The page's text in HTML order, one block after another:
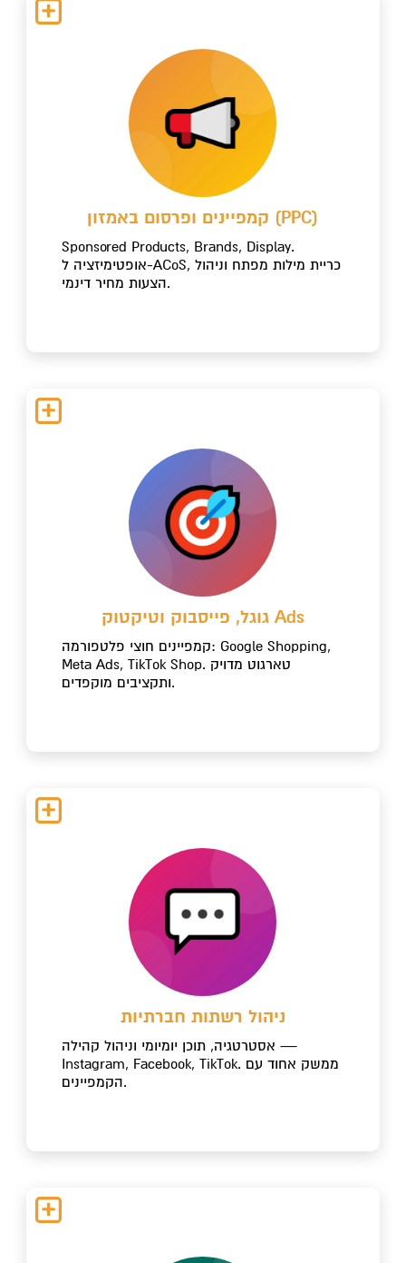
קמפיינים ופרסום באמזון (PPC)
Sponsored Products, Brands, Display.
אופטימיזציה ל-ACoS, כריית מילות מפתח וניהול
הצעות מחיר דינמי.
גוגל, פייסבוק וטיקטוק Ads
קמפיינים חוצי פלטפורמה: Google Shopping,
Meta Ads, TikTok Shop. טארגוט מדויק
ותקציבים מוקפדים.
ניהול רשתות חברתיות
אסטרטגיה, תוכן יומיומי וניהול קהילה —
Instagram, Facebook, TikTok. ממשק אחוד עם
הקמפיינים.